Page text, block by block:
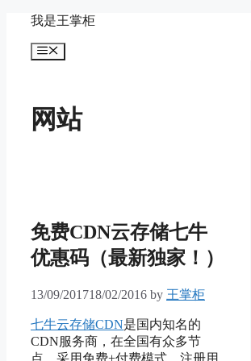
content
我是王掌柜
Menu
网站
免费CDN云存储七牛
优惠码（最新独家！）
13/09/201718/02/2016 by 王掌柜
七牛云存储CDN是国内知名的
CDN服务商，在全国有众多节
点，采用免费+付费模式，注册用